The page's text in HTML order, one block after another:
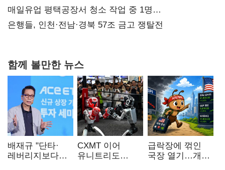
매일유업 평택공장서 청소 작업 중 1명
사망…"안전관리체계 재점검"
은행들, 인천·전남·경북 57조 금고 쟁탈전
함께 볼만한 뉴스
배재규 "단타·
레버리지보다
CXMT 이어
유니트리도
급락장에 꺾인
국장 열기…개인